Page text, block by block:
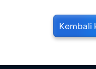
Kembali